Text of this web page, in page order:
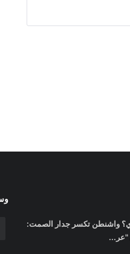
واشنطن تكسر جدار الصمت:
"عر...